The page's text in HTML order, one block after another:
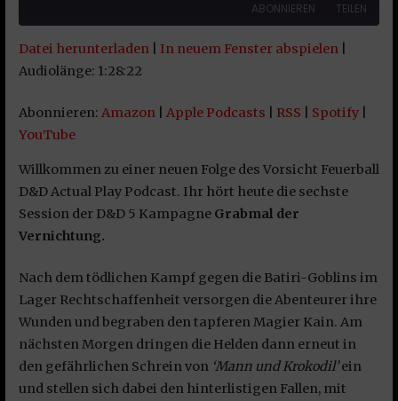
ABONNIEREN TEILEN
Amazon
YouTube
TEILEN
EMBED
Datei herunterladen| In neuem Fenster abspielen|
Audiolänge: 1:28:22
Abonnieren: Amazon| Apple Podcasts RSS Spotify|
YouTube
Willkommen zu einer neuen Folge des Vorsicht Feuerball
D&D Actual Play Podcast. Ihr hört heute die sechste
Session der D&D 5 Kampagne Grabmal der
Vernichtung.
Nach dem tödlichen Kampf gegen die Batiri-Goblins im
Lager Rechtschaffenheit versorgen die Abenteurer ihre
Wunden und begraben den tapferen Magier Kain. Am
nächsten Morgen dringen die Helden dann erneut in
den gefährlichen Schrein von ‘Mann und Krokodil’ein
und stellen sich dabei den hinterlistigen Fallen, mit